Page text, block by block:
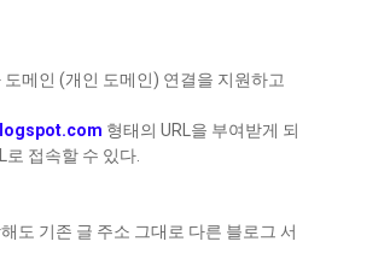
메인 (개인 도메인) 연결을 지원하고
형태의 URL을 부여받게 되
로 접속할 수 있다.
도 기존 글 주소 그대로 다른 블로그 서